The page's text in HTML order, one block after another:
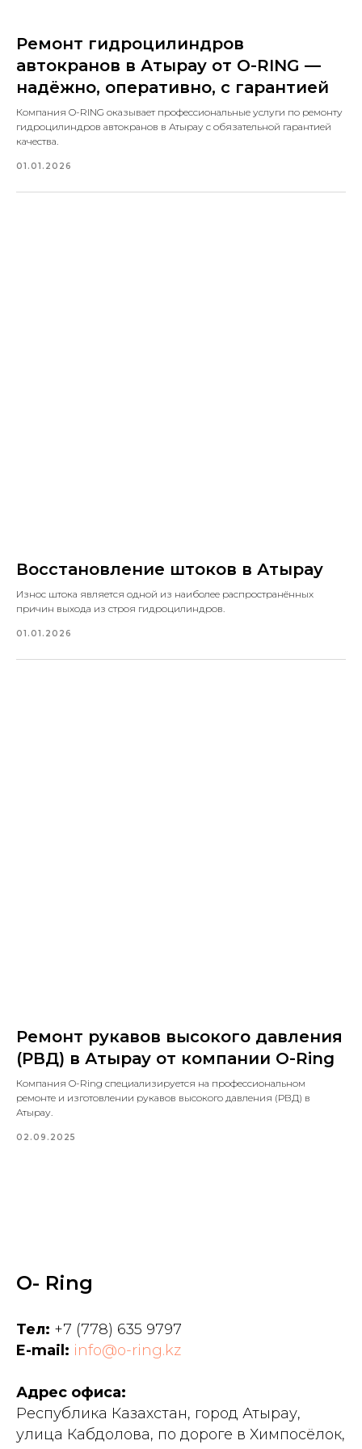
Ремонт гидроцилиндров
автокранов в Атырау от O-RING —
надёжно, оперативно, с гарантией
Компания O-RING оказывает профессиональные услуги по ремонту
гидроцилиндров автокранов в Атырау с обязательной гарантией
качества.
01.01.2026
Восстановление штоков в Атырау
Износ штока является одной из наиболее распространённых
причин выхода из строя гидроцилиндров.
01.01.2026
Ремонт рукавов высокого давления
(РВД) в Атырау от компании O-Ring
Компания O-Ring специализируется на профессиональном
ремонте и изготовлении рукавов высокого давления (РВД) в
Атырау.
02.09.2025
O- Ring
Тел: +7 (778) 635 9797
E-mail: info@o-ring.kz
Адрес офиса:
Республика Казахстан, город Атырау,
улица Кабдолова, по дороге в Химпосёлок,